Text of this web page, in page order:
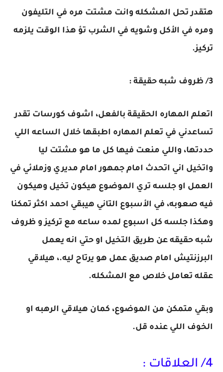
هتقدر تحل المشكله وانت مشتت مره في التليفون
ومره في الأكل وشويه في الشرب تؤ هذا الوقت يلزمه
تركيز.
3/ ظروف شبه حقيقة :
اتعلم المهاره الحقيقة بالفعل، اشوف كورسات تقدر
تساعدني في تعلم المهاره اطبقها خلال الساعه اللي
حددتها، واللي منعت فيها كل ما هو مشتت ليا
واتخيل اني اتحدث امام جمهور امام مديري وزملائي في
العمل او جلسه تري الموضوع هيكون تخيل وهيكون
فيه صعوبه، في الأسبوع التاني هيبقي احمد اكثر تمكنا
وهكذا جلسه كل اسبوع لمده ساعه مع تركيز و ظروف
شبه حقيقه عن طريق التخيل او حتي انه يعمل
البرزنتيش امام صديق عمل هو يرتاح ليه.، هيلاقي
عقله تعامل خلاص مع المشكله.
وبقي متمكن من الموضوع، كمان هيلاقي الرهبه او
الخوف اللي عنده قل.
4/ العلاقات :